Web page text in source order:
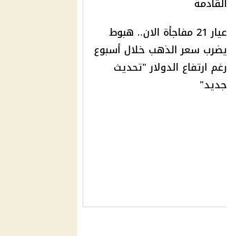
القادمة
عيار 21 مفاجأة الان.. هبوط
يضرب سعر الذهب خلال أسبوع
رغم ارتفاع الدولار "تحديث
جديد"